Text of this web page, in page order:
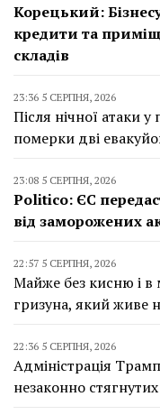
Корецький:
кредити та
складів
23:36 5 СЕРПНЯ, 2026
Після нічної атаки у
померки дві
23:08 5 СЕРПНЯ, 2026
Politico: ЄС
від заморожених
22:57 5 СЕРПНЯ, 2026
Майже без кисню і в
гризуна, який живе
22:36 5 СЕРПНЯ, 2026
Адміністрація
незаконно